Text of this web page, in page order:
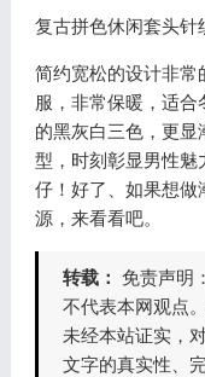
复古拼色休闲套头针
简约宽松的设计非常
服，非常保暖，适
的黑灰白三色，更
型，时刻彰显男性魅
仔！好了、如果想做
源，来看看吧。
转载： 免责声明
不代表本网观点
未经本站证实，
文字的真实性、